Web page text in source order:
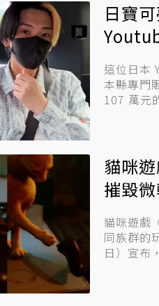
日寶
這位日本
本縣專門
107 萬元
貓咪
摧毀微
貓咪遊戲
同族群的
日）宣布